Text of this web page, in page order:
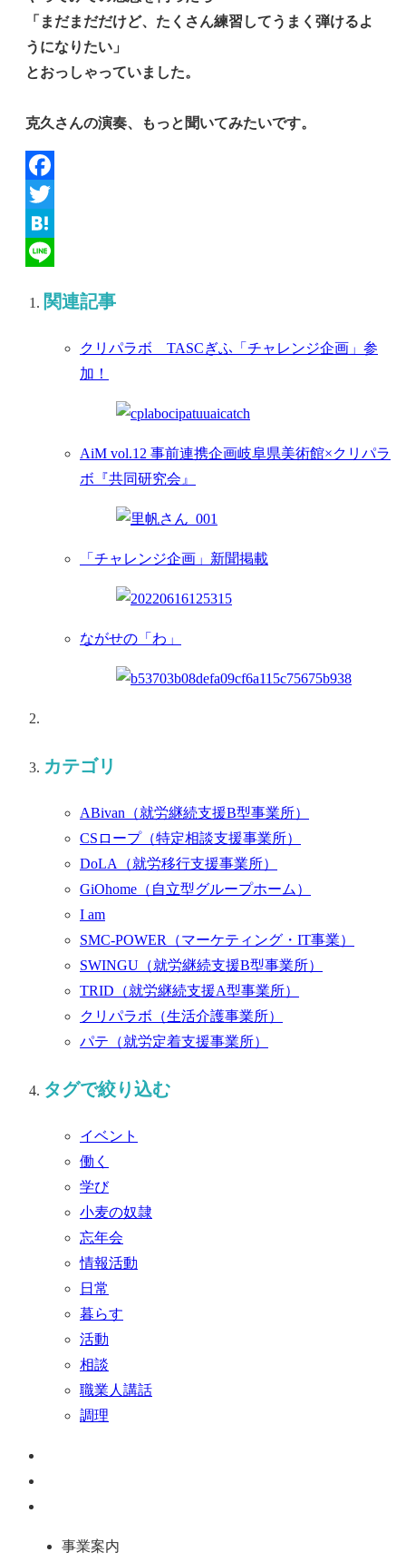
「まだまだだけど、たくさん練習してうまく弾けるよ
うになりたい」
とおっしゃっていました。
克久さんの演奏、もっと聞いてみたいです。
Facebook
Twitter
Hatena
関連記事
クリパラボ TASCぎふ「チャレンジ企画」参
加！
AiM vol.12 事前連携企画岐阜県美術館×クリパラ
ボ『共同研究会』
「チャレンジ企画」新聞掲載
ながせの「わ」
カテゴリ
ABivan （就労継続支援B型事業所）
CSロープ （特定相談支援事業所）
DoLA （就労移行支援事業所）
GiOhome （自立型グループホーム）
I am
SMC-POWER （マーケティング・IT事業）
SWINGU （就労継続支援B型事業所）
TRID （就労継続支援A型事業所）
クリパラボ （生活介護事業所）
パテ （就労定着支援事業所）
タグで絞り込む
イベント
働く
学び
小麦の奴隷
忘年会
情報活動
日常
暮らす
活動
相談
職業人講話
調理
事業案内